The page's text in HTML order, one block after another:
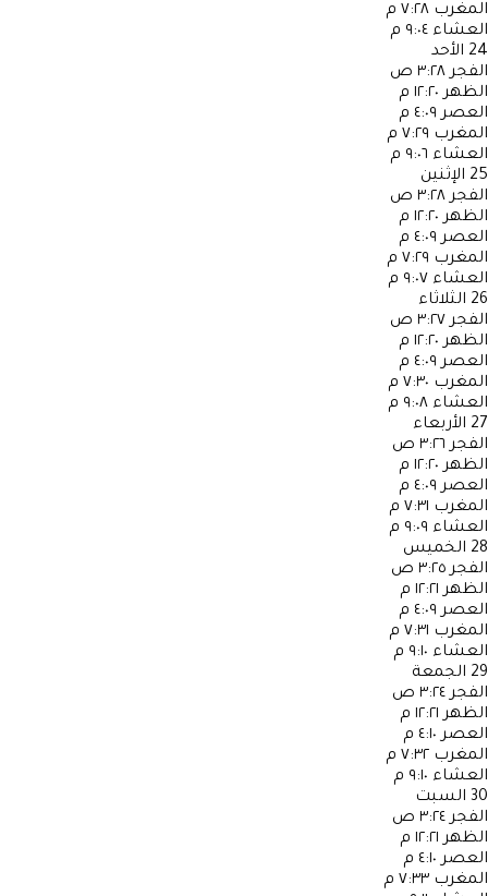
المغرب ٧:٢٨ م
العشاء ٩:٠٤ م
24 الأحد
الفجر ٣:٢٨ ص
الظهر ١٢:٢٠ م
العصر ٤:٠٩ م
المغرب ٧:٢٩ م
العشاء ٩:٠٦ م
25 الإثنين
الفجر ٣:٢٨ ص
الظهر ١٢:٢٠ م
العصر ٤:٠٩ م
المغرب ٧:٢٩ م
العشاء ٩:٠٧ م
26 الثلاثاء
الفجر ٣:٢٧ ص
الظهر ١٢:٢٠ م
العصر ٤:٠٩ م
المغرب ٧:٣٠ م
العشاء ٩:٠٨ م
27 الأربعاء
الفجر ٣:٢٦ ص
الظهر ١٢:٢٠ م
العصر ٤:٠٩ م
المغرب ٧:٣١ م
العشاء ٩:٠٩ م
28 الخميس
الفجر ٣:٢٥ ص
الظهر ١٢:٢١ م
العصر ٤:٠٩ م
المغرب ٧:٣١ م
العشاء ٩:١٠ م
29 الجمعة
الفجر ٣:٢٤ ص
الظهر ١٢:٢١ م
العصر ٤:١٠ م
المغرب ٧:٣٢ م
العشاء ٩:١٠ م
30 السبت
الفجر ٣:٢٤ ص
الظهر ١٢:٢١ م
العصر ٤:١٠ م
المغرب ٧:٣٣ م